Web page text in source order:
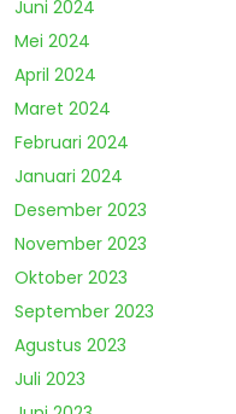
Juni 2024
Mei 2024
April 2024
Maret 2024
Februari 2024
Januari 2024
Desember 2023
November 2023
Oktober 2023
September 2023
Agustus 2023
Juli 2023